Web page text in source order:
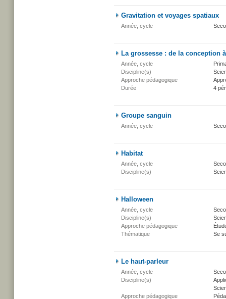
Gravitation et voyages spatiaux
Année, cycle
La grossesse : de la conception
Année, cycle
Discipline(s)
Approche pédagogique
Durée
4
Groupe sanguin
Année, cycle
Habitat
Année, cycle
Discipline(s)
Halloween
Année, cycle
Discipline(s)
Approche pédagogique
Thématique
Se
Le haut-parleur
Année, cycle
Discipline(s)
Approche pédagogique